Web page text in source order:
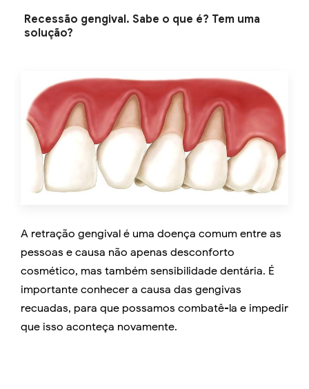
Recessão gengival. Sabe o que é? Tem uma
solução?
A retração gengival é uma doença comum entre as
pessoas e causa não apenas desconforto
cosmético, mas também sensibilidade dentária. É
importante conhecer a causa das gengivas
recuadas, para que possamos combatê-la e impedir
que isso aconteça novamente.